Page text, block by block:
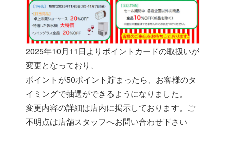
2025年10月11日よりポイントカードの取扱いが
変更となっており、
ポイントが50ポイント貯まったら、お客様のタ
イミングで抽選ができるようになりました。
変更内容の詳細は店内に掲示しております。ご
不明点は店舗スタッフへお問い合わせ下さい